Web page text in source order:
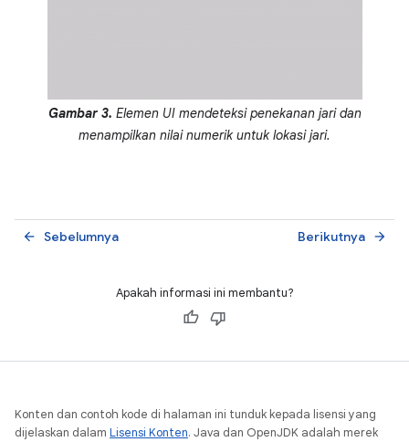
Gambar 3. Elemen UI mendeteksi penekanan jari dan
menampilkan nilai numerik untuk lokasi jari.
Sebelumnya
arrow_back Berikutnya arrow_forward
Apakah informasi ini membantu?
Konten dan contoh kode di halaman ini tunduk kepada lisensi yang
dijelaskan dalam Lisensi Konten. Java dan OpenJDK adalah merek